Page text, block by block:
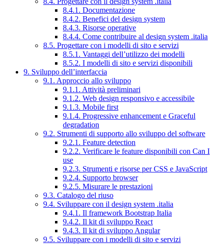
8.4.1. Documentazione
8.4.2. Benefici del design system
8.4.3. Risorse operative
8.4.4. Come contribuire al design system .italia
8.5. Progettare con i modelli di sito e servizi
8.5.1. Vantaggi dell’utilizzo dei modelli
8.5.2. I modelli di sito e servizi disponibili
9. Sviluppo dell’interfaccia
9.1. Approccio allo sviluppo
9.1.1. Attività preliminari
9.1.2. Web design responsivo e accessibile
9.1.3. Mobile first
9.1.4. Progressive enhancement e Graceful
degradation
9.2. Strumenti di supporto allo sviluppo del software
9.2.1. Feature detection
9.2.2. Verificare le feature disponibili con Can I
use
9.2.3. Strumenti e risorse per CSS e JavaScript
9.2.4. Supporto browser
9.2.5. Misurare le prestazioni
9.3. Catalogo del riuso
9.4. Sviluppare con il design system .italia
9.4.1. Il framework Bootstrap Italia
9.4.2. Il kit di sviluppo React
9.4.3. Il kit di sviluppo Angular
9.5. Sviluppare con i modelli di sito e servizi